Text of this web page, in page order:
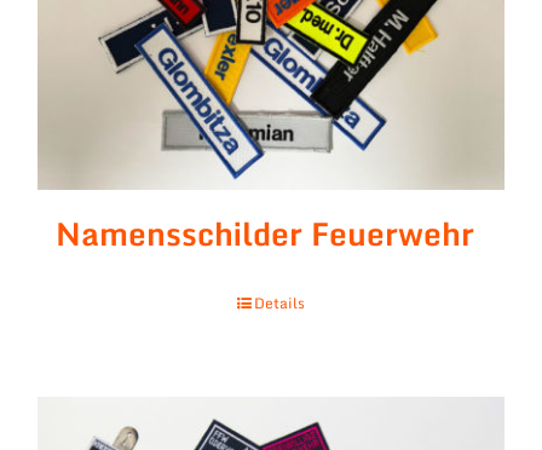
Namensschilder Feuerwehr
Details